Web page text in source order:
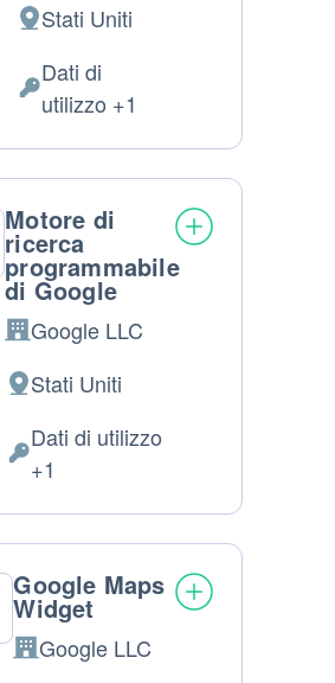
Luogo
del
trattamento:
Stati Uniti
Dati
Dati di
utilizzo +1
Motore di
ricerca
programmabile
di Google
Azienda:
Google LLC
Luogo
del
trattamento:
Stati Uniti
Dati
Dati di utilizzo
+1
Google Maps
Widget
Azienda:
Google LLC